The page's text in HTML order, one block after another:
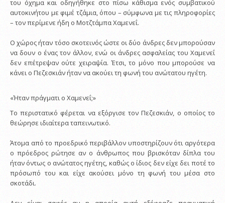
του όχημα και οδηγήθηκε στο πίσω κάθισμα ενός συμβατικού
αυτοκινήτου με φιμέ τζάμια, όπου – σύμφωνα με τις πληροφορίες
– τον περίμενε ήδη ο Μοτζτάμπα Χαμενεΐ.
Ο χώρος ήταν τόσο σκοτεινός ώστε οι δύο άνδρες δεν μπορούσαν
να δουν ο ένας τον άλλον, ενώ οι άνδρες ασφαλείας του Χαμενεΐ
δεν επέτρεψαν ούτε χειραψία. Έτσι, το μόνο που μπορούσε να
κάνει ο Πεζεσκιάν ήταν να ακούει τη φωνή του ανώτατου ηγέτη.
«Ήταν πράγματι ο Χαμενεΐ;»
Το περιστατικό φέρεται να εξόργισε τον Πεζεσκιάν, ο οποίος το
θεώρησε ιδιαίτερα ταπεινωτικό.
Άτομα από το προεδρικό περιβάλλον υποστηρίζουν ότι αργότερα
ο πρόεδρος ρώτησε αν ο άνθρωπος που βρισκόταν δίπλα του
ήταν όντως ο ανώτατος ηγέτης, καθώς ο ίδιος δεν είχε δει ποτέ το
πρόσωπό του και είχε ακούσει μόνο τη φωνή του μέσα στο
σκοτάδι.